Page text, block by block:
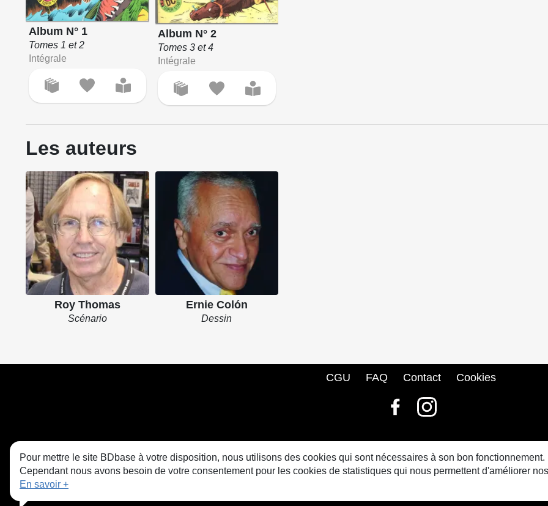
Album N° 1
Tomes 1 et 2
Intégrale
Album N° 2
Tomes 3 et 4
Intégrale
Les auteurs
Roy Thomas
Scénario
Ernie Colón
Dessin
CGU FAQ Contact Cookies
© bdbase.fr 2026
Pour mettre le site BDbase à votre disposition, nous utilisons des cookies qui sont nécessaires à son bon fonctionnement.
Cependant nous avons besoin de votre consentement pour les cookies de statistiques qui nous permettent d'améliorer
En savoir +